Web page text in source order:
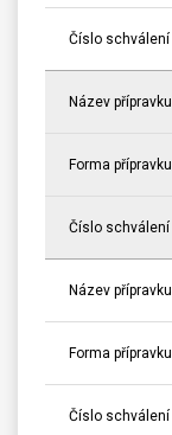
Číslo schválení
Název přípravku
Forma přípravku
Číslo schválení
Název přípravku
Forma přípravku
Číslo schválení